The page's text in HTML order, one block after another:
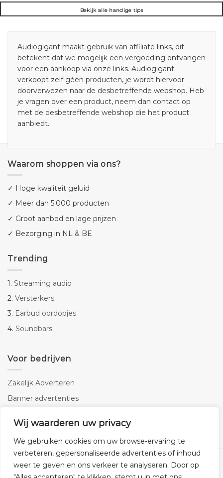
Wij waarderen uw privacy
We gebruiken cookies om uw browse-ervaring te
verbeteren, gepersonaliseerde advertenties of inhoud
weer te geven en ons verkeer te analyseren. Door op
Bekijk alle handige tips
Audiogigant maakt gebruik van affiliate links, dit
betekent dat we mogelijk een vergoeding ontvangen
voor een aankoop via onze links. Audiogigant
verkoopt zelf géén producten, je wordt hiervoor
doorverwezen naar de desbetreffende webshop. Heb
je vragen over een product, neem dan contact op
met de desbetreffende webshop die het product
aanbiedt.
Waarom shoppen via ons?
✓ Hoge kwaliteit geluid
✓ Meer dan 5.000 producten
✓ Groot aanbod en lage prijzen
✓ Bezorging in NL & BE
Trending
1. Streaming audio
2. Versterkers
3. Earbud oordopjes
4. Soundbars
Voor bedrijven
Zakelijk Adverteren
Banner advertenties
SEO copywriting